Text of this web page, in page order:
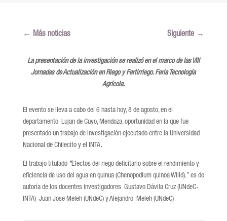
← Más noticias Siguiente →
La presentación de la investigación se realizó en el marco de las VIII
Jornadas de Actualización en Riego y Fertirriego. Feria Tecnología
Agrícola.
El evento se lleva a cabo del 6 hasta hoy, 8 de agosto, en el
departamento Lujan de Cuyo, Mendoza, oportunidad en la que fue
presentado un trabajo de investigación ejecutado entre la Universidad
Nacional de Chilecito y el INTA.
El trabajo titulado“Efectos del riego deficitario sobre el rendimiento y
eficiencia de uso del agua en quinua (Chenopodium quinoa Willd).” es de
autoría de los docentes investigadores Gustavo Dávila Cruz (UNdeC-
INTA) Juan Jose Meleh (UNdeC) y Alejandro Meleh (UNdeC)